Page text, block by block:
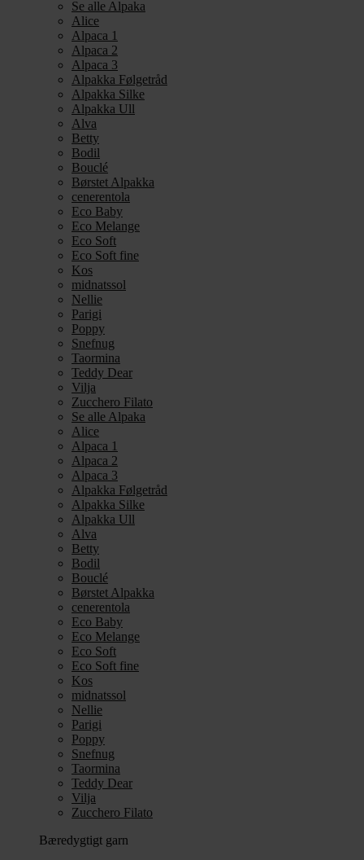
Se alle Alpaka
Alice
Alpaca 1
Alpaca 2
Alpaca 3
Alpakka Følgetråd
Alpakka Silke
Alpakka Ull
Alva
Betty
Bodil
Bouclé
Børstet Alpakka
cenerentola
Eco Baby
Eco Melange
Eco Soft
Eco Soft fine
Kos
midnatssol
Nellie
Parigi
Poppy
Snefnug
Taormina
Teddy Dear
Vilja
Zucchero Filato
Se alle Alpaka
Alice
Alpaca 1
Alpaca 2
Alpaca 3
Alpakka Følgetråd
Alpakka Silke
Alpakka Ull
Alva
Betty
Bodil
Bouclé
Børstet Alpakka
cenerentola
Eco Baby
Eco Melange
Eco Soft
Eco Soft fine
Kos
midnatssol
Nellie
Parigi
Poppy
Snefnug
Taormina
Teddy Dear
Vilja
Zucchero Filato
Bæredygtigt garn